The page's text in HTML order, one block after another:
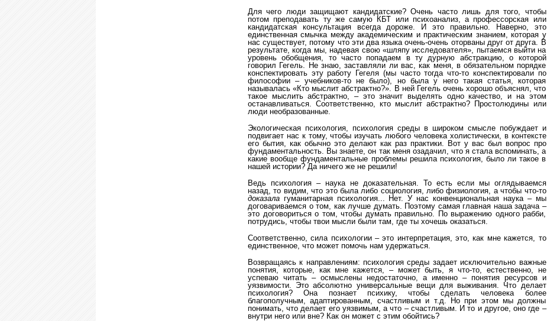
Для чего люди защищают кандидатские? Очень часто лишь для того, чтобы
потом преподавать ту же самую КБТ или психоанализ, а профессорская или
кандидатская консультация всегда дороже. И это правильно. Наверно, это
единственная смычка между академическим и практическим знанием, которая у
нас существует, потому что эти два языка очень-очень оторваны друг от друга. В
результате, когда мы, надевая свою «шляпу исследователя», пытаемся выйти на
уровень обобщения, то часто попадаем в ту дурную абстракцию, о которой
говорил Гегель. Не знаю, заставляли ли вас, как меня, в обязательном порядке
конспектировать эту работу Гегеля (мы часто тогда что-то конспектировали по
философии – учебников-то не было), но была у него такая статья, которая
называлась «Кто мыслит абстрактно?». В ней Гегель очень хорошо объяснял, что
такое мыслить абстрактно, – это значит выделять одно качество, и на этом
останавливаться. Соответственно, кто мыслит абстрактно? Простолюдины или
люди необразованные.
Экологическая психология, психология среды в широком смысле побуждает и
подвигает нас к тому, чтобы изучать любого человека холистически, в контексте
его бытия, как обычно это делают как раз практики. Вот у вас был вопрос про
фундаментальность. Вы знаете, он так меня озадачил, что я стала вспоминать, а
какие вообще фундаментальные проблемы решила психология, было ли такое в
нашей истории? Да ничего же не решили!
Ведь психология – наука не доказательная. То есть если мы оглядываемся
назад, то видим, что это была либо социология, либо физиология, а чтобы что-то
доказала гуманитарная психология... Нет. У нас конвенциональная наука – мы
договариваемся о том, как лучше думать. Поэтому самая главная наша задача –
это договориться о том, чтобы думать правильно. По выражению одного рабби,
потрудись, чтобы твои мысли были там, где ты хочешь оказаться.
Соответственно, сила психологии – это интерпретация, это, как мне кажется, то
единственное, что может помочь нам удержаться.
Возвращаясь к направлениям: психология среды задает исключительно важные
понятия, которые, как мне кажется, – может быть, я что-то, естественно, не
успеваю читать – осмыслены недостаточно, а именно – понятия ресурсов и
уязвимости. Это абсолютно универсальные вещи для выживания. Что делает
психология? Она познает психику, чтобы сделать человека более
благополучным, адаптированным, счастливым и т.д. Но при этом мы должны
понимать, что делает его уязвимым, а что – счастливым. И то и другое, оно где –
внутри него или вне? Как он может с этим обойтись?